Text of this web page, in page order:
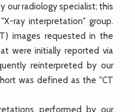
our radiology specialist; this
ray interpretation" group.
images requested in the
were initially reported via
reinterpreted by our
was defined as the "CT
performed by our